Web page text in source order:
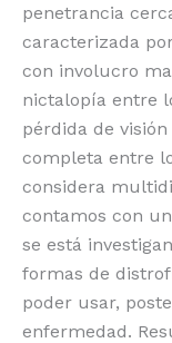
penetrancia
caracterizada
con involucro
nictalopía entre
pérdida de
completa entre
considera
contamos con
se está
formas de
poder usar,
enfermedad.